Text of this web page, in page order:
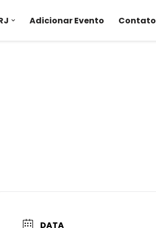
Adicionar Evento Contato
DATA